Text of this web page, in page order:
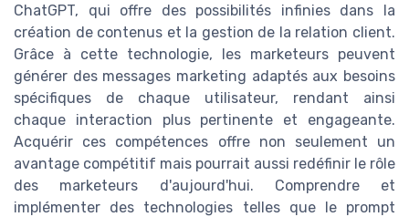
ChatGPT, qui offre des possibilités infinies dans la
création de contenus et la gestion de la relation client.
Grâce à cette technologie, les marketeurs peuvent
générer des messages marketing adaptés aux besoins
spécifiques de chaque utilisateur, rendant ainsi
chaque interaction plus pertinente et engageante.
Acquérir ces compétences offre non seulement un
avantage compétitif mais pourrait aussi redéfinir le rôle
des marketeurs d'aujourd'hui. Comprendre et
implémenter des technologies telles que le prompt